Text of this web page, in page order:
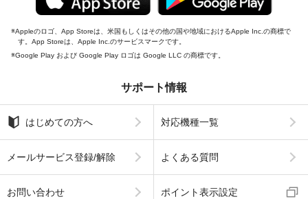
Appleのロゴ、App Storeは、米国もしくはその他の国や地域におけるApple Inc.の商標で
す。App Storeは、Apple Inc.のサービスマークです。
Google Play および Google Play ロゴは Google LLC の商標です。
サポート情報
はじめての方へ 対応機種一覧
メールサービス登録/解除 よくある質問
お問い合わせ ポイント表示設定